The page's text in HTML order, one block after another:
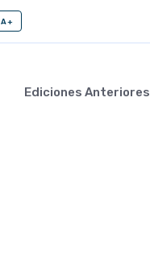
A+
Ediciones Anteriores